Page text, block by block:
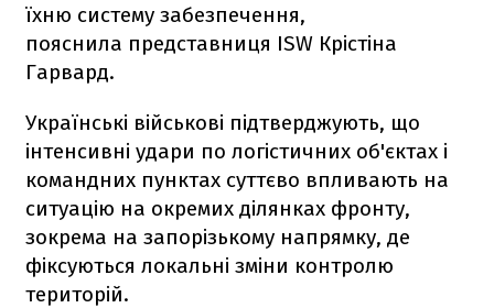
їхню систему забезпечення,
пояснила представниця ISW Крістіна
Гарвард.
Українські військові підтверджують, що
інтенсивні удари по логістичних об'єктах і
командних пунктах суттєво впливають на
ситуацію на окремих ділянках фронту,
зокрема на запорізькому напрямку, де
фіксуються локальні зміни контролю
територій.